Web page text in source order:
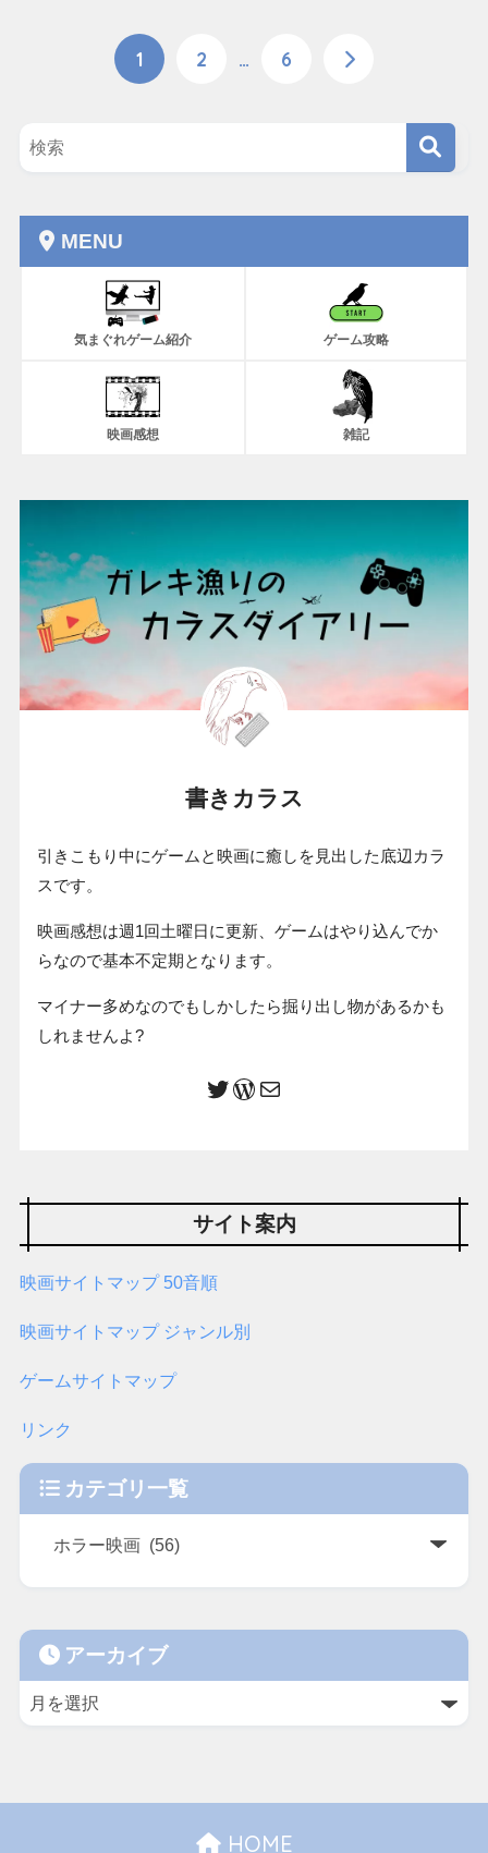
1 2 … 6
MENU
気まぐれゲーム紹介 ゲーム攻略
映画感想 雑記
書きカラス
引きこもり中にゲームと映画に癒しを見出した底辺カラ
スです。
映画感想は週1回土曜日に更新、ゲームはやり込んでか
らなので基本不定期となります。
マイナー多めなのでもしかしたら掘り出し物があるかも
しれませんよ?
サイト案内
映画サイトマップ 50音順
映画サイトマップ ジャンル別
ゲームサイトマップ
リンク
カテゴリ一覧
アーカイブ
HOME